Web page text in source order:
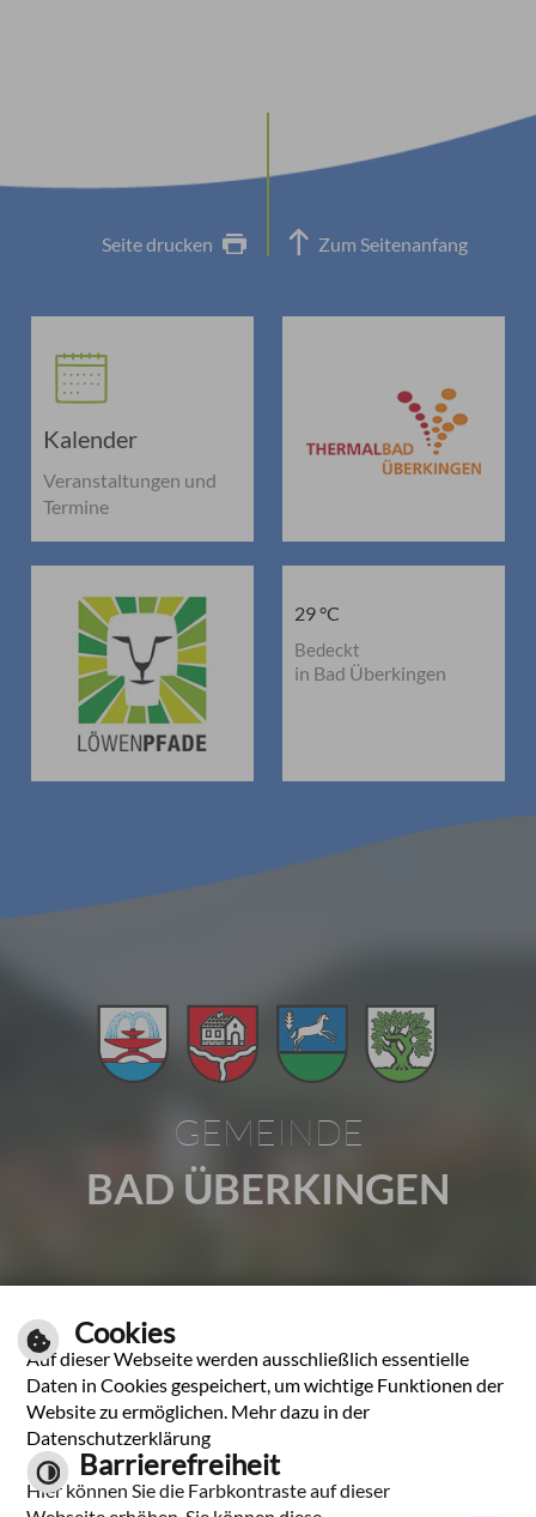
Seite drucken Zum Seitenanfang
Kalender
Veranstaltungen und
Termine
29 °C
Bedeckt
in Bad Überkingen
GEMEINDE
BAD ÜBERKINGEN
Tel.: 07331 2009-0 | Fax: 07331 2009-37
E-Mail schreiben
Unsere Öffnungszeiten
Leichte Sprache
Cookies
Auf dieser Webseite werden ausschließlich essentielle
Daten in Cookies gespeichert, um wichtige Funktionen der
Website zu ermöglichen. Mehr dazu in der
Datenschutzerklärung
Barrierefreiheit
Hier können Sie die Farbkontraste auf dieser